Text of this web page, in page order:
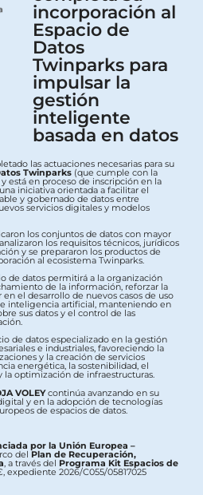
incorporación al
Espacio de
Datos
Twinparks para
impulsar la
gestión
inteligente
basada en datos
las actuaciones necesarias para su
Twinparks (que cumple con la
está en proceso de inscripción en la
iniciativa orientada a facilitar el
y gobernado de datos entre
servicios digitales y modelos
los conjuntos de datos con mayor
los requisitos técnicos, jurídicos
y se prepararon los productos de
al ecosistema Twinparks.
de datos permitirá a la organización
de la información, reforzar la
el desarrollo de nuevos casos de uso
e inteligencia artificial, manteniendo en
sus datos y el control de las
de datos especializado en la gestión
e industriales, favoreciendo la
y la creación de servicios
energética, la sostenibilidad, el
optimización de infraestructuras.
VOLEYcontinúa avanzando en su
y en la adopción de tecnologías
de espacios de datos.
por la Unión Europea –
del Plan de Recuperación,
, a través del Programa Kit Espacios de
expediente 2026/C055/05817025